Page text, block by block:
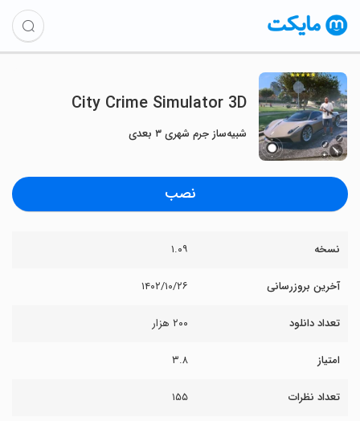
City Crime Simulator 3D
شبیه‌ساز جرم شهری ۳ بعدی
نصب
نسخه ۱.۰۹
آخرین بروزرسانی ۱۴۰۲/۱۰/۲۶
تعداد دانلود ۲۰۰ هزار
امتیاز ۳.۸
تعداد نظرات ۱۵۵